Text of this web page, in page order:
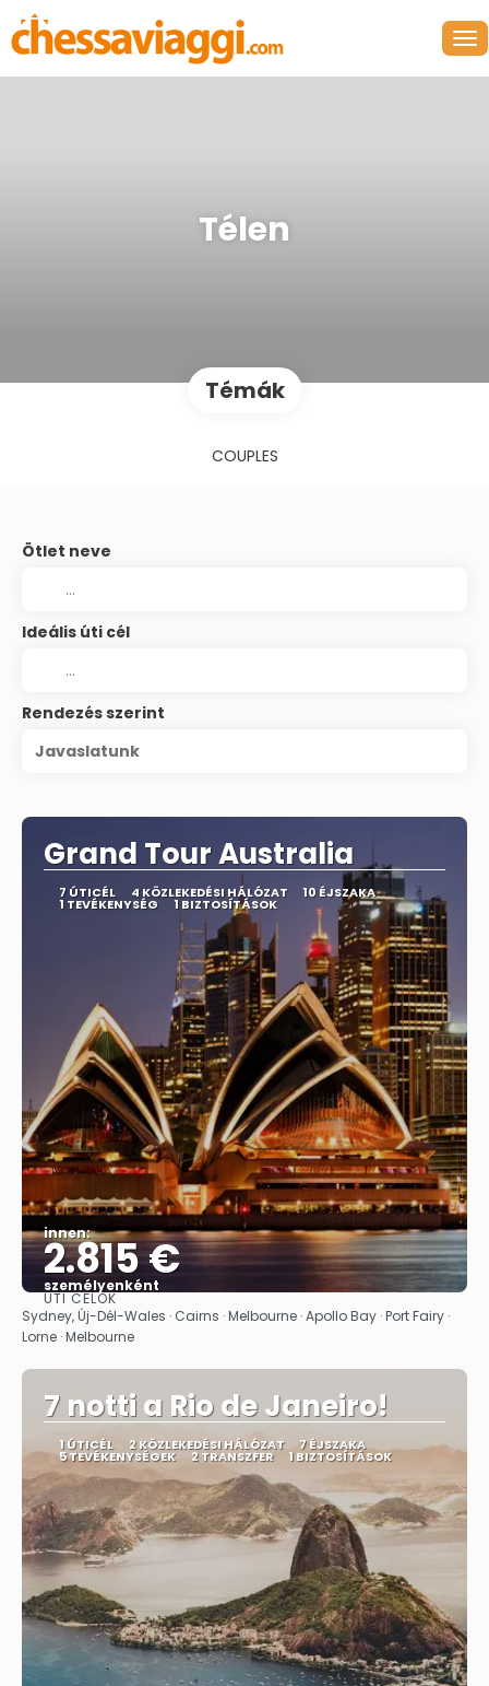
Télen
Témák
COUPLES
Ötlet neve
Ideális úti cél
Rendezés szerint
Javaslatunk
Grand Tour Australia
7 ÚTICÉL 4 KÖZLEKEDÉSI HÁLÓZAT 10 ÉJSZAKA
1 TEVÉKENYSÉG 1 BIZTOSÍTÁSOK
innen:
2.815 €
személyenként
Megnézem
ÚTI CÉLOK
Sydney, Új-Dél-Wales · Cairns · Melbourne · Apollo Bay · Port Fairy ·
Lorne · Melbourne
7 notti a Rio de Janeiro!
1 ÚTICÉL 2 KÖZLEKEDÉSI HÁLÓZAT 7 ÉJSZAKA
5 TEVÉKENYSÉGEK 2 TRANSZFER 1 BIZTOSÍTÁSOK